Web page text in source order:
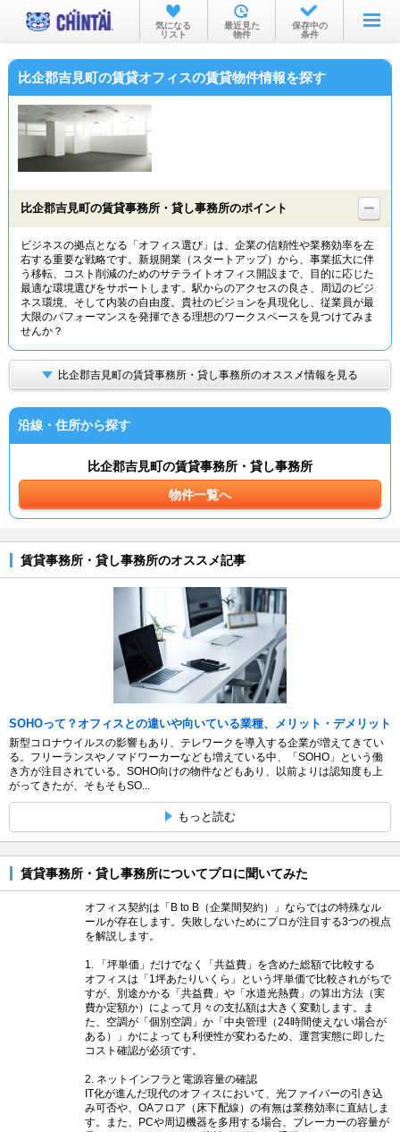
お部屋を探す
沿線・駅から
物件特集から
TOP
気になる
リスト
最近見た
物件
保存中の
条件
比企郡吉見町の賃貸オフィスの賃貸物件情報を探す
比企郡吉見町の賃貸事務所・貸し事務所のポイント
ビジネスの拠点となる「オフィス選び」は、企業の信頼性や業務効率を左
右する重要な戦略です。新規開業（スタートアップ）から、事業拡大に伴
う移転、コスト削減のためのサテライトオフィス開設まで、目的に応じた
最適な環境選びをサポートします。駅からのアクセスの良さ、周辺のビジ
ネス環境、そして内装の自由度。貴社のビジョンを具現化し、従業員が最
大限のパフォーマンスを発揮できる理想のワークスペースを見つけてみま
せんか？
比企郡吉見町の賃貸事務所・貸し事務所のオススメ情報を見る
沿線・住所から探す
比企郡吉見町の賃貸事務所・貸し事務所
物件一覧へ
賃貸事務所・貸し事務所のオススメ記事
SOHOって？オフィスとの違いや向いている業種、メリット・デメリット
新型コロナウイルスの影響もあり、テレワークを導入する企業が増えてきてい
る。フリーランスやノマドワーカーなども増えている中、「SOHO」という働
き方が注目されている。SOHO向けの物件などもあり、以前よりは認知度も上
がってきたが、そもそもSO...
もっと読む
賃貸事務所・貸し事務所についてプロに聞いてみた
オフィス契約は「B to B（企業間契約）」ならではの特殊なル
ールが存在します。失敗しないためにプロが注目する3つの視点
を解説します。
1. 「坪単価」だけでなく「共益費」を含めた総額で比較する
オフィスは「1坪あたりいくら」という坪単価で比較されがちで
すが、別途かかる「共益費」や「水道光熱費」の算出方法（実
費か定額か）によって月々の支払額は大きく変動します。ま
た、空調が「個別空調」か「中央管理（24時間使えない場合が
ある）」かによっても利便性が変わるため、運営実態に即した
コスト確認が必須です。
2. ネットインフラと電源容量の確認
IT化が進んだ現代のオフィスにおいて、光ファイバーの引き込
み可否や、OAフロア（床下配線）の有無は業務効率に直結しま
す。また、PCや周辺機器を多用する場合、ブレーカーの容量が